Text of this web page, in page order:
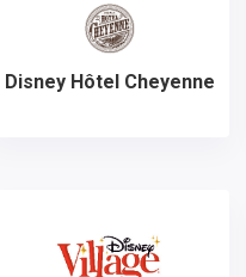
Disney Hôtel Cheyenne